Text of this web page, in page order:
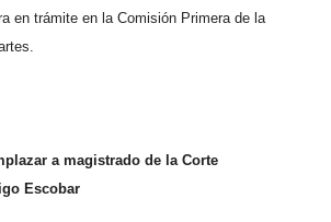
en trámite en la Comisión Primera de la
a magistrado de la Corte
Escobar